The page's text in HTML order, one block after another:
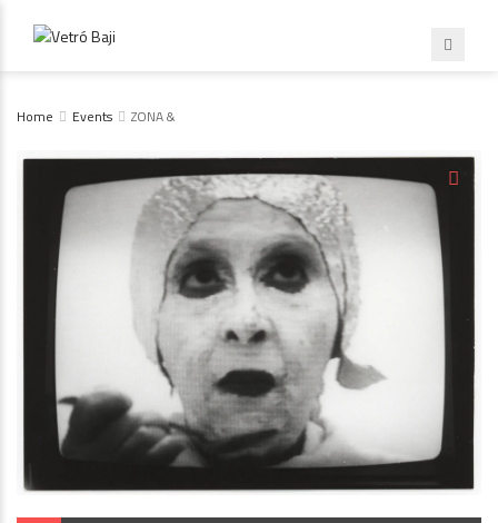
Home Events ZONA &